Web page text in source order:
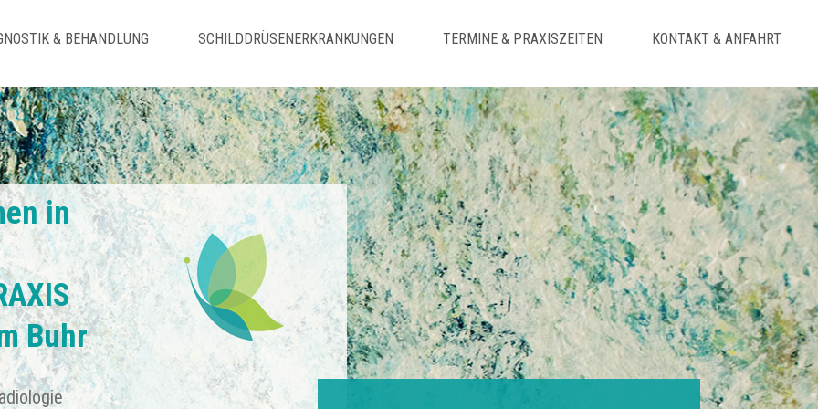
& BEHANDLUNG SCHILDDRÜSENERKRANKUNGEN TERMINE & PRAXISZEITEN KONTAKT & ANFAHRT